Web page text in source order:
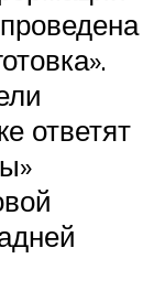
ответят